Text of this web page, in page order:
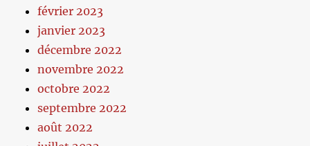
février 2023
janvier 2023
décembre 2022
novembre 2022
octobre 2022
septembre 2022
août 2022